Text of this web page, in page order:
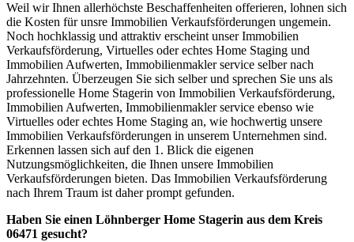
Weil wir Ihnen allerhöchste Beschaffenheiten offerieren, lohnen sich
die Kosten für unsre Immobilien Verkaufsförderungen ungemein.
Noch hochklassig und attraktiv erscheint unser Immobilien
Verkaufsförderung, Virtuelles oder echtes Home Staging und
Immobilien Aufwerten, Immobilienmakler service selber nach
Jahrzehnten. Überzeugen Sie sich selber und sprechen Sie uns als
professionelle Home Stagerin von Immobilien Verkaufsförderung,
Immobilien Aufwerten, Immobilienmakler service ebenso wie
Virtuelles oder echtes Home Staging an, wie hochwertig unsere
Immobilien Verkaufsförderungen in unserem Unternehmen sind.
Erkennen lassen sich auf den 1. Blick die eigenen
Nutzungsmöglichkeiten, die Ihnen unsere Immobilien
Verkaufsförderungen bieten. Das Immobilien Verkaufsförderung
nach Ihrem Traum ist daher prompt gefunden.
Haben Sie einen Löhnberger Home Stagerin aus dem Kreis
06471 gesucht?